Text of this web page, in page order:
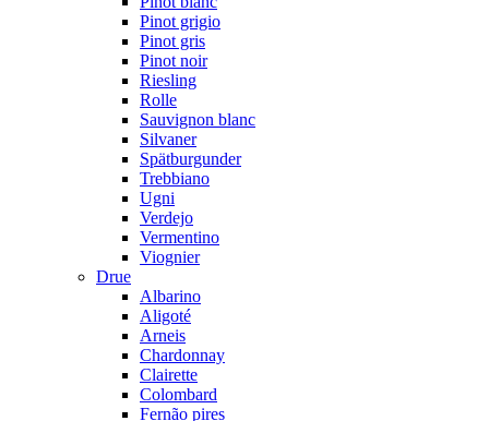
Pinot grigio
Pinot gris
Pinot noir
Riesling
Rolle
Sauvignon blanc
Silvaner
Spätburgunder
Trebbiano
Ugni
Verdejo
Vermentino
Viognier
Drue
Albarino
Aligoté
Arneis
Chardonnay
Clairette
Colombard
Fernão pires